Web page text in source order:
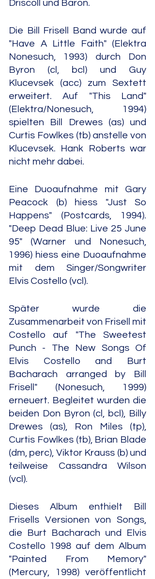
Driscoll und Baron.
Die Bill Frisell Band wurde auf
"Have A Little Faith" (Elektra
Nonesuch, 1993) durch Don
Byron (cl, bcl) und Guy
Klucevsek (acc) zum Sextett
erweitert. Auf "This Land"
(Elektra/Nonesuch, 1994)
spielten Bill Drewes (as) und
Curtis Fowlkes (tb) anstelle von
Klucevsek. Hank Roberts war
nicht mehr dabei.
Eine Duoaufnahme mit Gary
Peacock (b) hiess "Just So
Happens" (Postcards, 1994).
"Deep Dead Blue: Live 25 June
95" (Warner und Nonesuch,
1996) hiess eine Duoaufnahme
mit dem Singer/Songwriter
Elvis Costello (vcl).
Später wurde die
Zusammenarbeit von Frisell mit
Costello auf "The Sweetest
Punch - The New Songs Of
Elvis Costello and Burt
Bacharach arranged by Bill
Frisell" (Nonesuch, 1999)
erneuert. Begleitet wurden die
beiden Don Byron (cl, bcl), Billy
Drewes (as), Ron Miles (tp),
Curtis Fowlkes (tb), Brian Blade
(dm, perc), Viktor Krauss (b) und
teilweise Cassandra Wilson
(vcl).
Dieses Album enthielt Bill
Frisells Versionen von Songs,
die Burt Bacharach und Elvis
Costello 1998 auf dem Album
"Painted From Memory"
(Mercury, 1998) veröffentlicht